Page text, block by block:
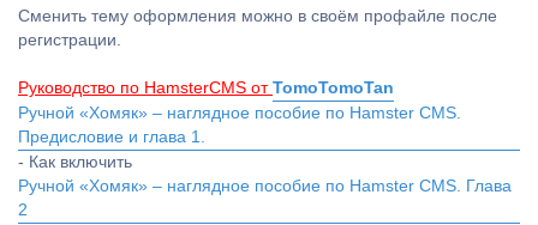
Сменить тему оформления можно в своём профайле после
регистрации.
Руководство по HamsterCMS от TomoTomoTan
Ручной «Хомяк» – наглядное пособие по Hamster CMS.
Предисловие и глава 1.
- Как включить
Ручной «Хомяк» – наглядное пособие по Hamster CMS. Глава
2